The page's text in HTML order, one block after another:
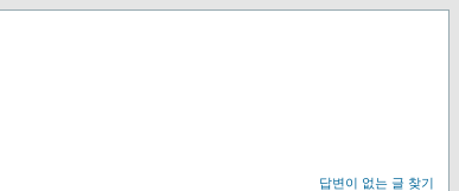
답변이 없는 글 찾기